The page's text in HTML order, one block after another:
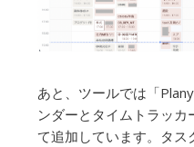
あと、ツールでは「
ンダーとタイムトラッ
て追加しています。タス